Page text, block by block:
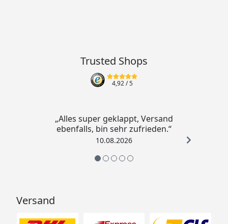
Trusted Shops
4,92/ 5
„Alles super geklappt, Versand
ebenfalls, bin sehr zufrieden.“
10.08.2026
Versand